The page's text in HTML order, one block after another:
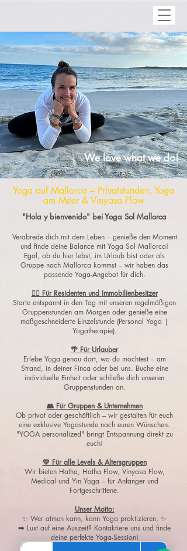
We love what we do!
Yoga auf Mallorca – Privatstunden, Yoga
am Meer & Vinyasa Flow
"Hola y bienvenido" bei Yoga Sol Mallorca
Verabrede dich mit dem Leben – genieße den Moment
und finde deine Balance mit Yoga Sol Mallorca!
Egal, ob du hier lebst, im Urlaub bist oder als
Gruppe nach Mallorca kommst – wir haben das
passende Yoga-Angebot für dich.
🧘‍♂️ Für Residenten und Immobilienbesitzer
Starte entspannt in den Tag mit unseren regelmäßigen
Gruppenstunden am Morgen oder genieße eine
maßgeschneiderte Einzelstunde (Personal Yoga |
Yogatherapie).
🌴 Für Urlauber
Erlebe Yoga genau dort, wo du möchtest – am
Strand, in deiner Finca oder bei uns. Buche eine
individuelle Einheit oder schließe dich unseren
Gruppenstunden an.
👥 Für Gruppen & Unternehmen
Ob privat oder geschäftlich – wir gestalten für euch
eine exklusive Yogastunde nach euren Wünschen.
"YOGA personalized" bringt Entspannung direkt zu
euch!
💛 Für alle Levels & Altersgruppen
Wir bieten Hatha, Hatha Flow, Vinyasa Flow,
Medical und Yin Yoga – für Anfänger und
Fortgeschrittene.
Unser Motto:
✨ Wer atmen kann, kann Yoga praktizieren. ✨
➡️ Lust auf eine Auszeit? Kontaktiere uns und finde
deine perfekte Yoga-Session!